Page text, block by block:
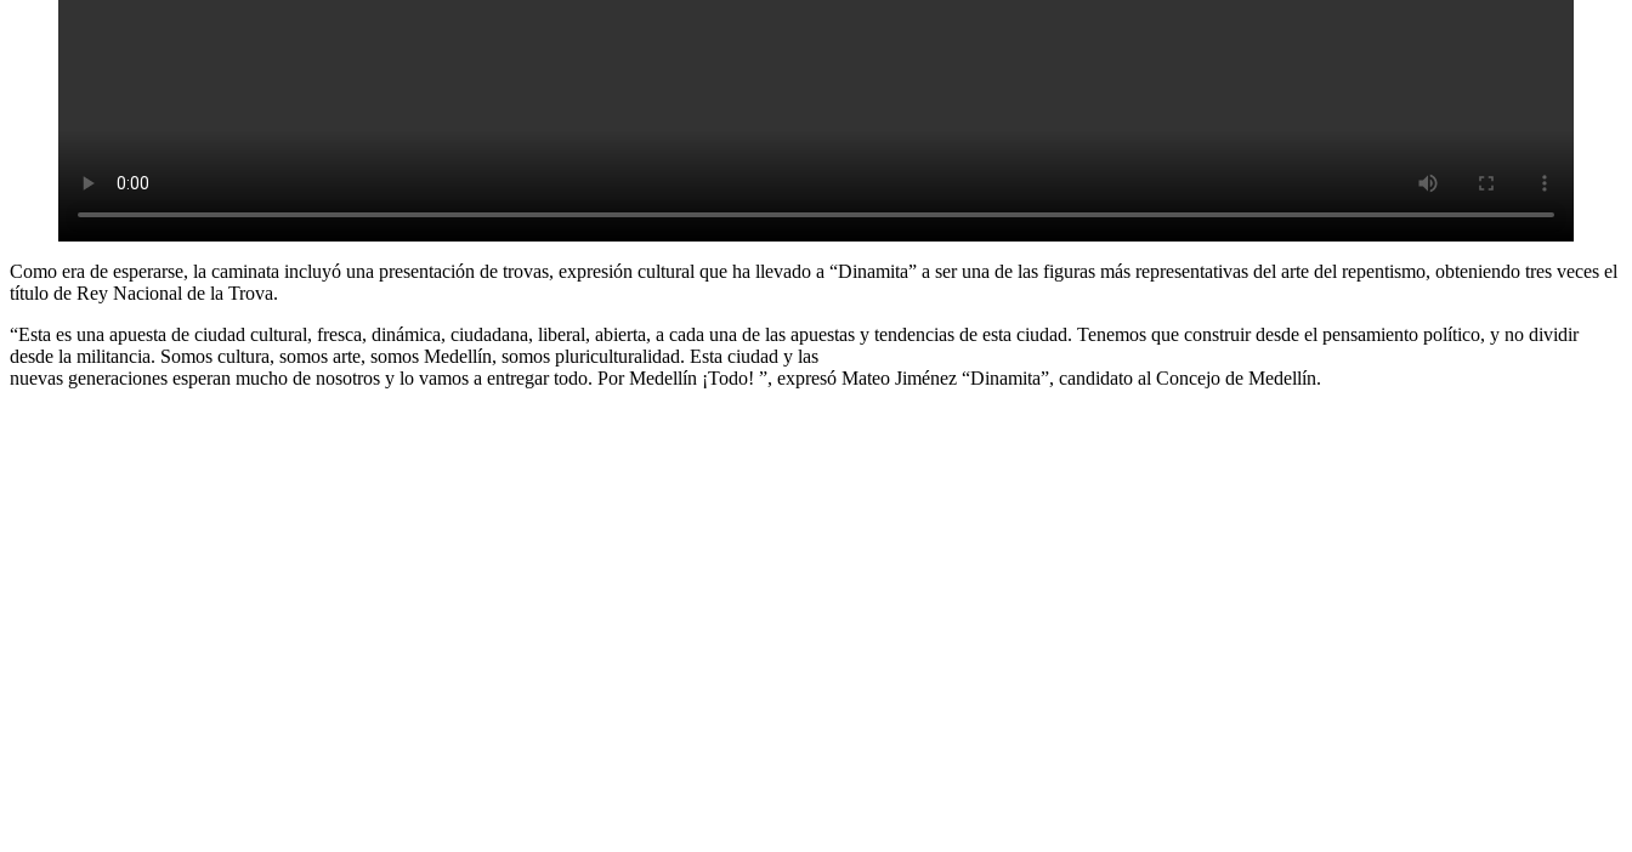
Como era de esperarse, la caminata incluyó una presentación de trovas, expresión cultural que ha llevado a “Dinamita” a ser una de las figuras más representativas del arte del repentismo, obteniendo tres veces el
título de Rey Nacional de la Trova.
“Esta es una apuesta de ciudad cultural, fresca, dinámica, ciudadana, liberal, abierta, a cada una de las apuestas y tendencias de esta ciudad. Tenemos que construir desde el pensamiento político, y no dividir
desde la militancia. Somos cultura, somos arte, somos Medellín, somos pluriculturalidad. Esta ciudad y las
nuevas generaciones esperan mucho de nosotros y lo vamos a entregar todo. Por Medellín ¡Todo! ”, expresó Mateo Jiménez “Dinamita”, candidato al Concejo de Medellín.